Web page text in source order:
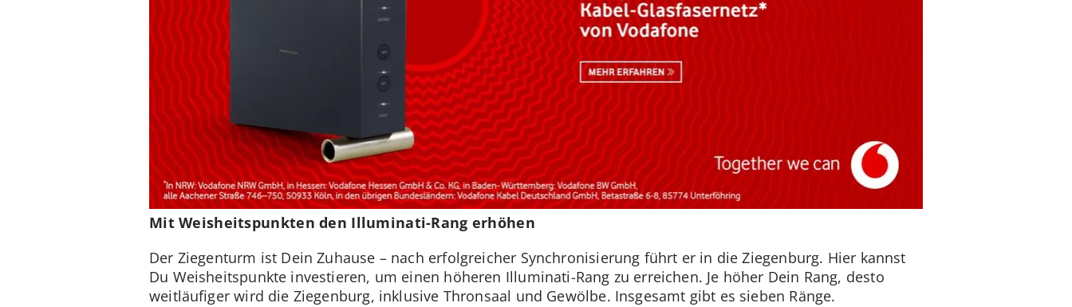
Mit Weisheitspunkten den Illuminati-Rang erhöhen
Der Ziegenturm ist Dein Zuhause – nach erfolgreicher Synchronisierung führt er in die Ziegenburg. Hier kannst
Du Weisheitspunkte investieren, um einen höheren Illuminati-Rang zu erreichen. Je höher Dein Rang, desto
weitläufiger wird die Ziegenburg, inklusive Thronsaal und Gewölbe. Insgesamt gibt es sieben Ränge.